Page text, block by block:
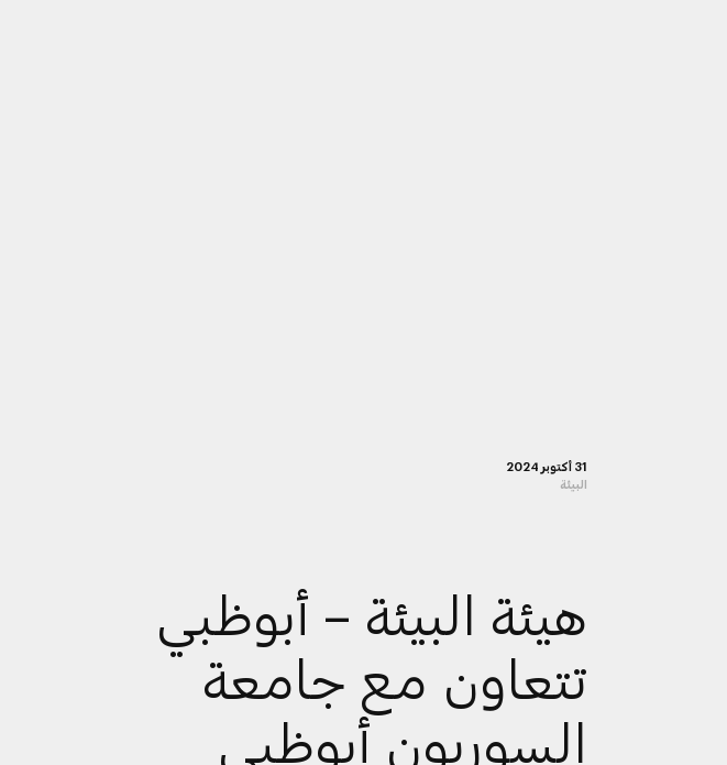
31 أكتوبر 2024
البيئة
هيئة البيئة – أبوظبي
تتعاون مع جامعة
السوربون أبوظبي